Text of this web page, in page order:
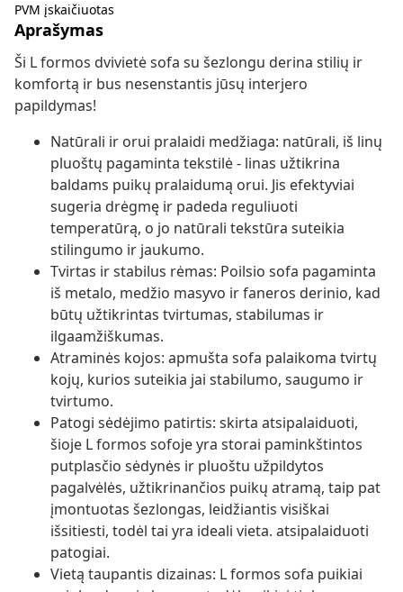
PVM įskaičiuotas
Aprašymas
Ši L formos dvivietė sofa su šezlongu derina stilių ir
komfortą ir bus nesenstantis jūsų interjero
papildymas!
Natūrali ir orui pralaidi medžiaga: natūrali, iš linų
pluoštų pagaminta tekstilė - linas užtikrina
baldams puikų pralaidumą orui. Jis efektyviai
sugeria drėgmę ir padeda reguliuoti
temperatūrą, o jo natūrali tekstūra suteikia
stilingumo ir jaukumo.
Tvirtas ir stabilus rėmas: Poilsio sofa pagaminta
iš metalo, medžio masyvo ir faneros derinio, kad
būtų užtikrintas tvirtumas, stabilumas ir
ilgaamžiškumas.
Atraminės kojos: apmušta sofa palaikoma tvirtų
kojų, kurios suteikia jai stabilumo, saugumo ir
tvirtumo.
Patogi sėdėjimo patirtis: skirta atsipalaiduoti,
šioje L formos sofoje yra storai paminkštintos
putplasčio sėdynės ir pluoštu užpildytos
pagalvėlės, užtikrinančios puikų atramą, taip pat
įmontuotas šezlongas, leidžiantis visiškai
išsitiesti, todėl tai yra ideali vieta. atsipalaiduoti
patogiai.
Vietą taupantis dizainas: L formos sofa puikiai